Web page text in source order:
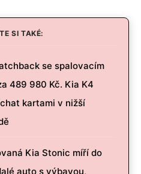
SI TAKÉ:
se spalovacím
489 980 Kč. Kia K4
kartami v nižší
Kia Stonic míří do
auto s výbavou,